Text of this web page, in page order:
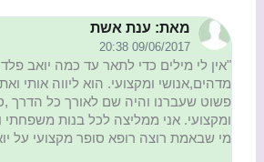
מאת: ענת אשת
09/06/2017 20:38
"אין לי מילים כדי לתאר עד כמה יואב
מדהים,אנושי ומקצועי. הוא ליווה אותי
פשוט שעברנו והיה שם לאורך כל הדרך
ומקצועי. אני ממליצה לכל בנות משפחתי
מי שבאמת רוצה רופא סופר מקצועי על